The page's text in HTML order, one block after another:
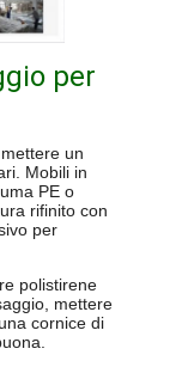
per
un
Mobili in
PE o
rifinito con
per
polistirene
mettere
cornice di